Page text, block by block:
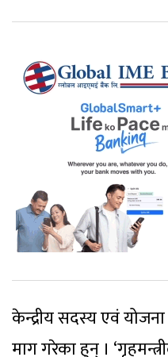
केन्द्रीय सदस्य एवं
माग गरेका हुन् ।